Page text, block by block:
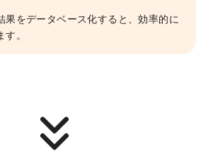
果をデータベース化すると、効率的に
。